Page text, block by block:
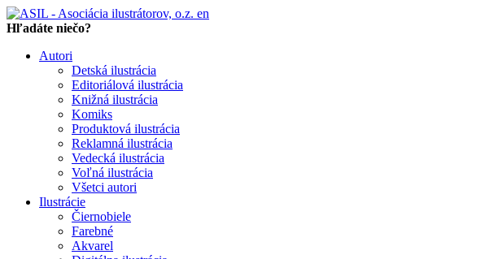
en
Hľadáte niečo?
Autori
Detská ilustrácia
Editoriálová ilustrácia
Knižná ilustrácia
Komiks
Produktová ilustrácia
Reklamná ilustrácia
Vedecká ilustrácia
Voľná ilustrácia
Všetci autori
Ilustrácie
Čiernobiele
Farebné
Akvarel